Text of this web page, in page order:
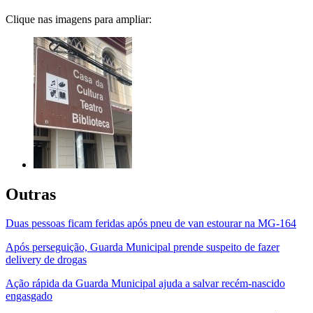
Clique nas imagens para ampliar:
Outras
Duas pessoas ficam feridas após pneu de van estourar na MG-164
Após perseguição, Guarda Municipal prende suspeito de fazer
delivery de drogas
Ação rápida da Guarda Municipal ajuda a salvar recém-nascido
engasgado